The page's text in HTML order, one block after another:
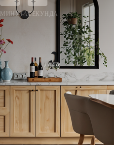
МИНУТАСЕКУНДА